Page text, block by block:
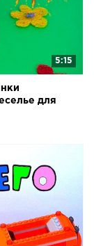
5:15
для